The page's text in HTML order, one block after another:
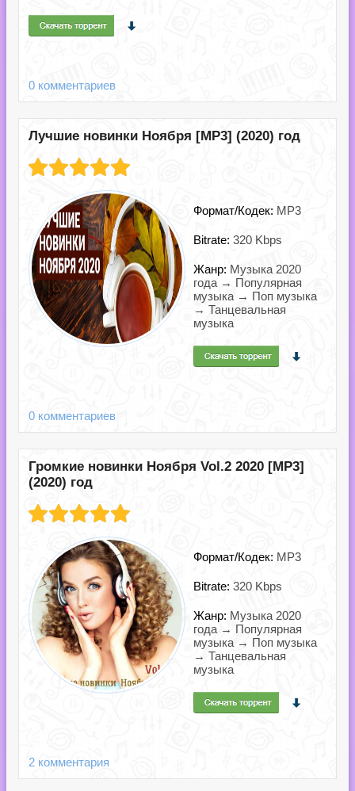
0 комментариев
Лучшие новинки Ноября [MP3] (2020) год
Формат/Кодек: MP3
Bitrate: 320 Kbps
Жанр: Музыка 2020
года → Популярная
музыка → Поп музыка
→ Танцевальная
музыка
0 комментариев
Громкие новинки Ноября Vol.2 2020 [MP3]
(2020) год
Формат/Кодек: MP3
Bitrate: 320 Kbps
Жанр: Музыка 2020
года → Популярная
музыка → Поп музыка
→ Танцевальная
музыка
2 комментария